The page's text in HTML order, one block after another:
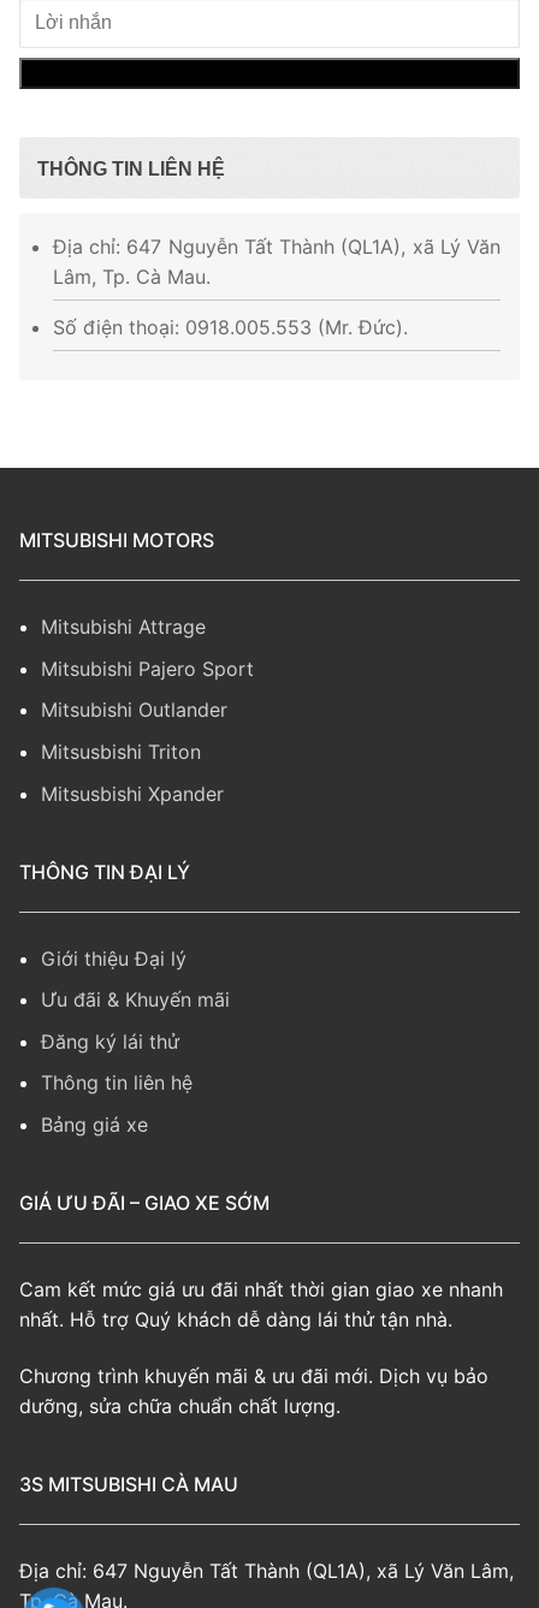
THÔNG TIN LIÊN HỆ
Địa chỉ: 647 Nguyễn Tất Thành (QL1A), xã Lý Văn
Lâm, Tp. Cà Mau.
Số điện thoại: 0918.005.553 (Mr. Đức).
MITSUBISHI MOTORS
Mitsubishi Attrage
Mitsubishi Pajero Sport
Mitsubishi Outlander
Mitsusbishi Triton
Mitsusbishi Xpander
THÔNG TIN ĐẠI LÝ
Giới thiệu Đại lý
Ưu đãi & Khuyến mãi
Đăng ký lái thử
Thông tin liên hệ
Bảng giá xe
GIÁ ƯU ĐÃI – GIAO XE SỚM
Cam kết mức giá ưu đãi nhất thời gian giao xe nhanh
nhất. Hỗ trợ Quý khách dễ dàng lái thử tận nhà.
Chương trình khuyến mãi & ưu đãi mới. Dịch vụ bảo
dưỡng, sửa chữa chuẩn chất lượng.
3S MITSUBISHI CÀ MAU
Địa chỉ: 647 Nguyễn Tất Thành (QL1A), xã Lý Văn Lâm,
Tp. Cà Mau.